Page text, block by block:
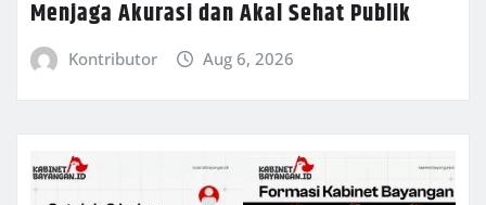
Menjaga Akurasi dan Akal Sehat Publik
Kontributor Aug 6, 2026